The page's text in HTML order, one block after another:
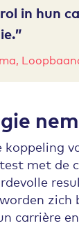
in hun
koppeling
met de
zich
carrière